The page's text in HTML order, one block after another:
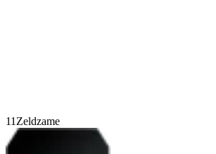
11 Zeldzame